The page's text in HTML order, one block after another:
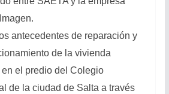
antecedentes de reparación y
de la vivienda
el predio del Colegio
de la ciudad de Salta a través